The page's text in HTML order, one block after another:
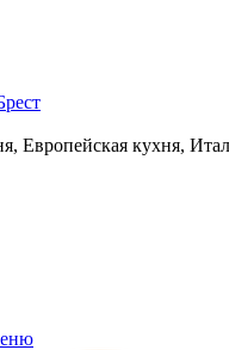
Европейская кухня,